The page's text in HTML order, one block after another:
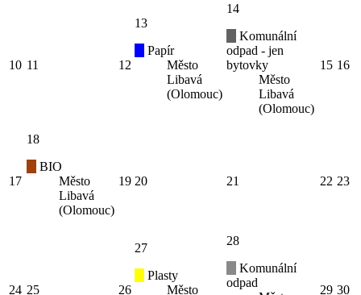
10 11 12
13
Papír
Město
Libavá
(Olomouc)
14
Komunální
odpad - jen
bytovky
Město
Libavá
(Olomouc)
15 16
17
18
BIO
Město
Libavá
(Olomouc)
19 20 21 22 23
24 25 26
27
Plasty
Město
28
Komunální
odpad
29 30